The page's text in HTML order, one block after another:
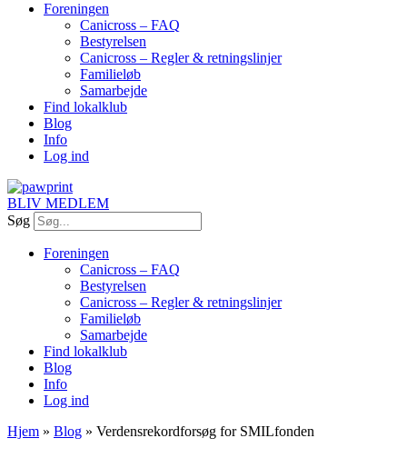
Foreningen
Canicross – FAQ
Bestyrelsen
Canicross – Regler & retningslinjer
Familieløb
Samarbejde
Find lokalklub
Blog
Info
Log ind
BLIV MEDLEM
Søg
Foreningen
Canicross – FAQ
Bestyrelsen
Canicross – Regler & retningslinjer
Familieløb
Samarbejde
Find lokalklub
Blog
Info
Log ind
Hjem » Blog » Verdensrekordforsøg for SMILfonden